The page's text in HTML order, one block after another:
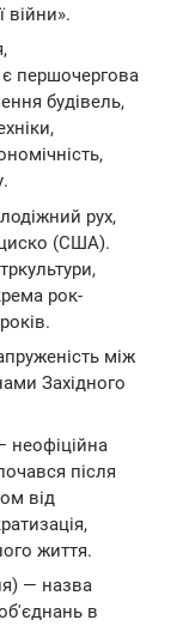
війни».
першочергова
будівель,
рух,
(США).
рок-
між
Західного
неофіційна
після
від
життя.
— назва
в